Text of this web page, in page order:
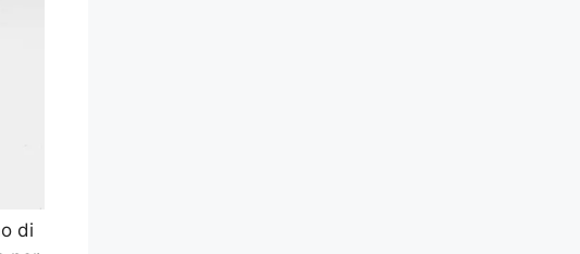
di